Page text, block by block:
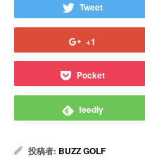
Tweet
+1
Pocket
feedly
投稿者: BUZZ GOLF